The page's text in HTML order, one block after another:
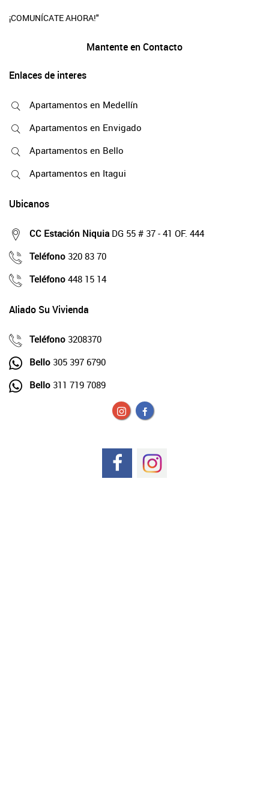
¡COMUNÍCATE AHORA!"
Mantente en Contacto
Enlaces de interes
Apartamentos en Medellín
Apartamentos en Envigado
Apartamentos en Bello
Apartamentos en Itagui
Ubicanos
CC Estación Niquia DG 55 # 37 - 41 OF. 444
Teléfono 320 83 70
Teléfono 448 15 14
Aliado Su Vivienda
Teléfono 3208370
Bello 305 397 6790
Bello 311 719 7089